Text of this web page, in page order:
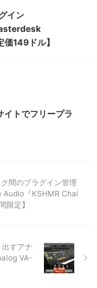
イン
149ドル】
イトでフリープラ
ク間のプラグイン管理
Audio『KSHMR Chai
限定】
出すアナ
VA-